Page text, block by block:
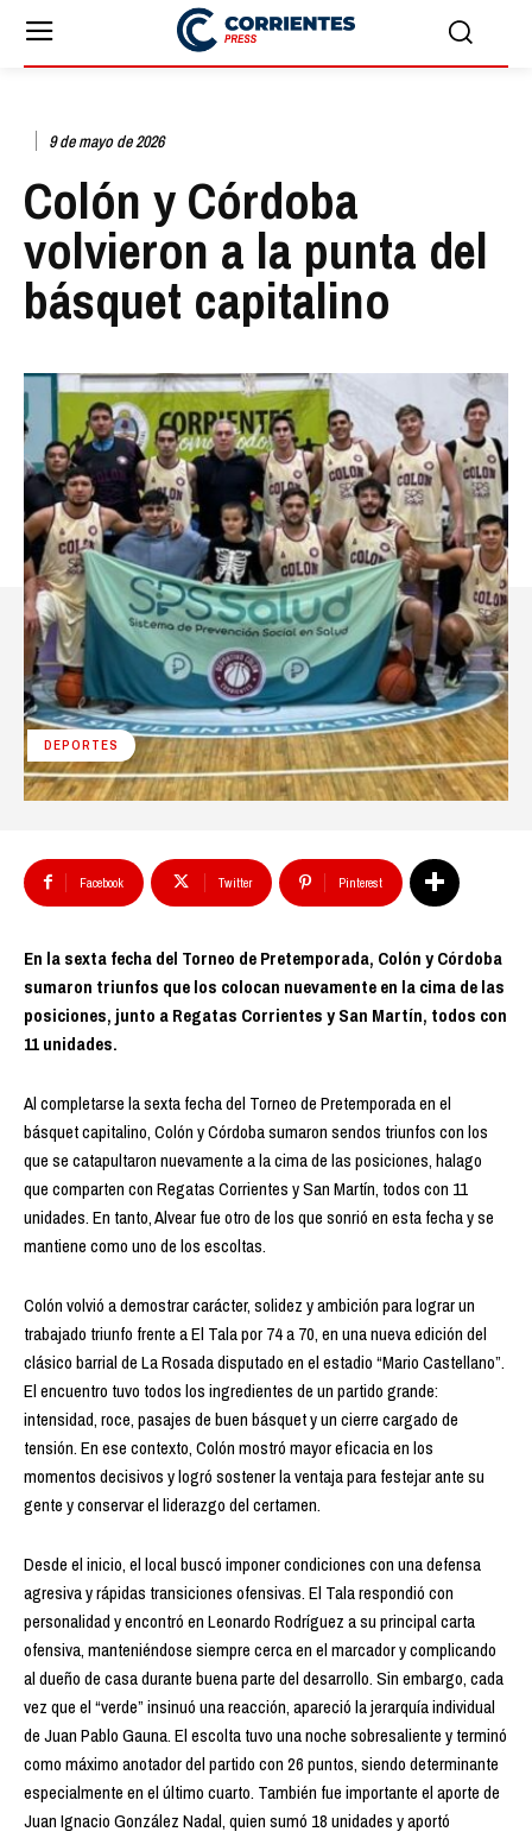
9 de mayo de 2026
Colón y Córdoba
volvieron a la punta del
básquet capitalino
DEPORTES
Facebook Twitter Pinterest
En la sexta fecha del Torneo de Pretemporada, Colón y Córdoba
sumaron triunfos que los colocan nuevamente en la cima de las
posiciones, junto a Regatas Corrientes y San Martín, todos con
11 unidades.
Al completarse la sexta fecha del Torneo de Pretemporada en el
básquet capitalino, Colón y Córdoba sumaron sendos triunfos con los
que se catapultaron nuevamente a la cima de las posiciones, halago
que comparten con Regatas Corrientes y San Martín, todos con 11
unidades. En tanto, Alvear fue otro de los que sonrió en esta fecha y se
mantiene como uno de los escoltas.
Colón volvió a demostrar carácter, solidez y ambición para lograr un
trabajado triunfo frente a El Tala por 74 a 70, en una nueva edición del
clásico barrial de La Rosada disputado en el estadio “Mario Castellano”.
El encuentro tuvo todos los ingredientes de un partido grande:
intensidad, roce, pasajes de buen básquet y un cierre cargado de
tensión. En ese contexto, Colón mostró mayor eficacia en los
momentos decisivos y logró sostener la ventaja para festejar ante su
gente y conservar el liderazgo del certamen.
Desde el inicio, el local buscó imponer condiciones con una defensa
agresiva y rápidas transiciones ofensivas. El Tala respondió con
personalidad y encontró en Leonardo Rodríguez a su principal carta
ofensiva, manteniéndose siempre cerca en el marcador y complicando
al dueño de casa durante buena parte del desarrollo. Sin embargo, cada
vez que el “verde” insinuó una reacción, apareció la jerarquía individual
de Juan Pablo Gauna. El escolta tuvo una noche sobresaliente y terminó
como máximo anotador del partido con 26 puntos, siendo determinante
especialmente en el último cuarto. También fue importante el aporte de
Juan Ignacio González Nadal, quien sumó 18 unidades y aportó